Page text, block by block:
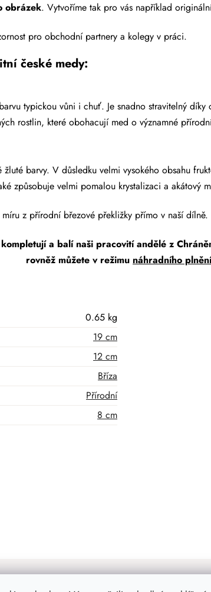
obrázek. Vytvoříme tak pro vás například
pro obchodní partnery a kolegy v práci.
české medy:
typickou vůni i chuť. Je snadno stravitelný
rostlin, které obohacují med o významné
barvy. V důsledku velmi vysokého obsahu
způsobuje velmi pomalou krystalizaci a akátový
z přírodní březové překližky přímo v naší dílně.
a balí naši pracovití andělé z
rovněž můžete v režimu náhradního plnění
0.65 kg
19 cm
12 cm
Bříza
Přírodní
8 cm